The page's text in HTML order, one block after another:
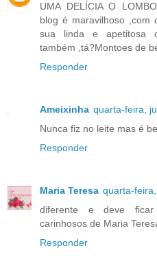
UMA DELÍCIA O
blog é maravilhoso ,com
sua linda e apetitosa
também ,tá?Montoes de
Responder
Ameixinha quarta-feira,
Nunca fiz no leite mas é
Responder
Maria Teresa quarta-
diferente e deve ficar
carinhosos de Maria
Responder